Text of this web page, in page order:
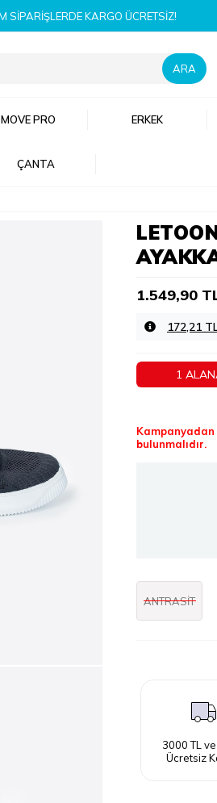
YENI SEZON ÜRÜNLERI ŞIMDI
MOVE PRO ERKEK
ÇANTA
1.549,90
172,21
1
bulunmalıdır.
ANTRASİT
3000 TL
Ücretsiz